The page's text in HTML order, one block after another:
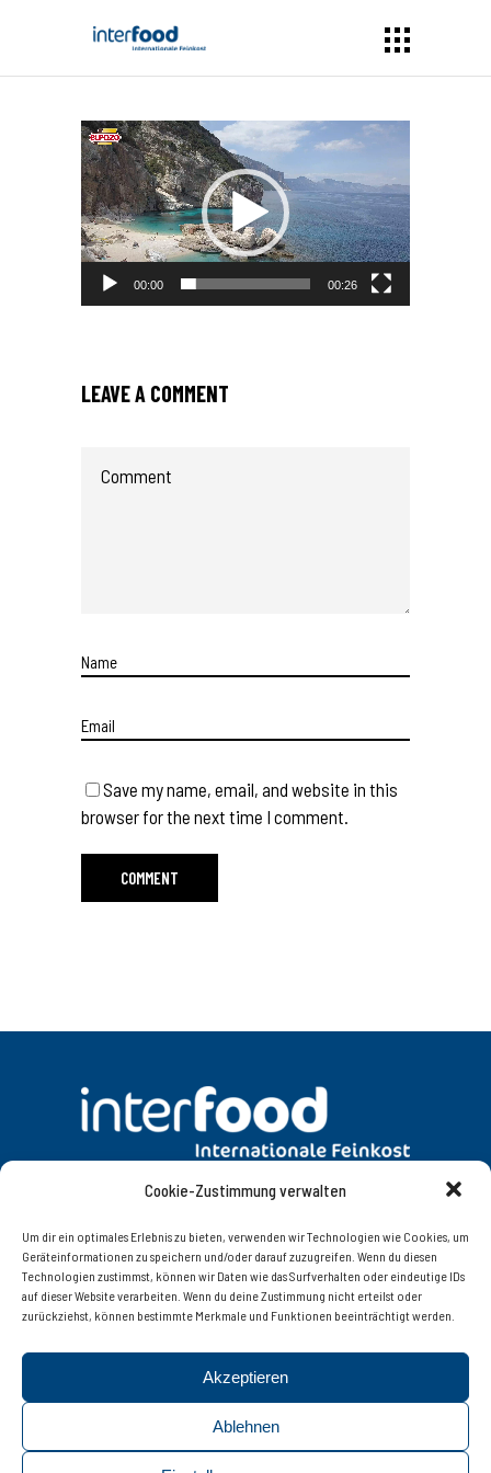
Cookie-Zustimmung verwalten
Um dir ein optimales Erlebnis zu bieten, verwenden wir Technologien wie Cookies, um
Geräteinformationen zu speichern und/oder darauf zuzugreifen. Wenn du diesen
Technologien zustimmst, können wir Daten wie das Surfverhalten oder eindeutige IDs
auf dieser Website verarbeiten. Wenn du deine Zustimmung nicht erteilst oder
zurückziehst, können bestimmte Merkmale und Funktionen beeinträchtigt werden.
Akzeptieren
Ablehnen
Video-
Player
00:00 00:26
LEAVE A COMMENT
Save my name, email, and website in this
browser for the next time I comment.
KONTAKT IMPRESSUM
Innsbruckerstrasse 77, 6060 Hall in Tirol | Tel. +43 (0)
52 23 / 56 8 08 – 0 | Fax +43 (0) 52 23 / 56 8 08 – 20 |
© 2019 interfood